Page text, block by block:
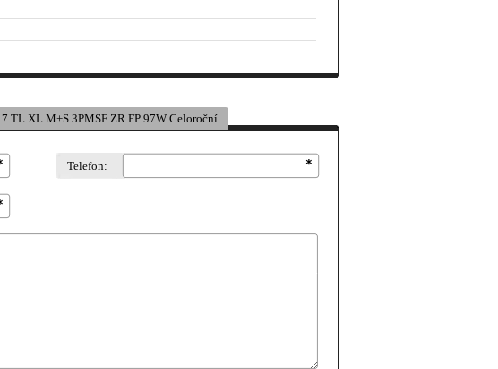
TL XL M+S 3PMSF ZR FP 97W Celoroční
Telefon: